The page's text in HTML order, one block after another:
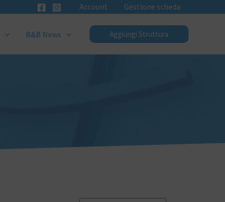
Account Gestione scheda
B&B News Aggiungi Struttura